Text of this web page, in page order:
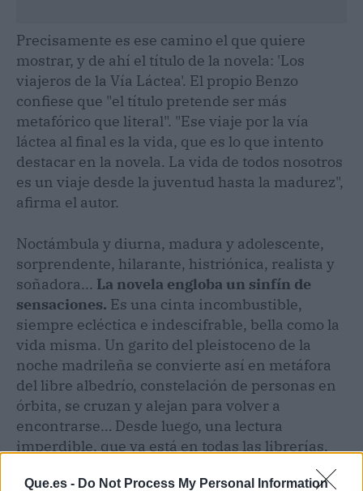
Que.es - Do Not Process My Personal Information
Precisamente es ese camino el que quiere
mostrar, y de ahí el título de la novela: 'Los
viajeros de la Vía Láctea'. El propio Benzo
confiese que "el título pretende ser más
metafórico que literal". "Ese viaje por la vía
láctea al final es la vida, que es lo que intento
destacar en la novela. La vida de todos nosotros
es un viaje desde la juventud hasta la madurez",
afirma el autor.
Noctámbula y diurna, madura y adolescente,
sorprendente, hilarante, histriónica, realista y
soñadora... La novela engloba un sinfín de
sensaciones. Es una cinta incombustible,
siempre ecléctica e indescifrable, bella como la
vida misma. Un garito del pleistoceno de la
noche madrileña se convierte así en metáfora
del libre albedrío, constelación de personas en
órbita, se cruzan y alejan para volver a
encontrarse… Desde luego, una lectura
imperdible, que ya está en todas las librerías.